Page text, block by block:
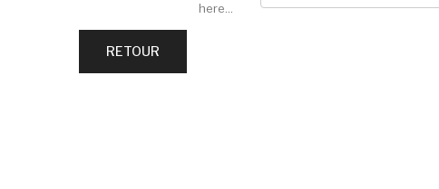
here...
RETOUR